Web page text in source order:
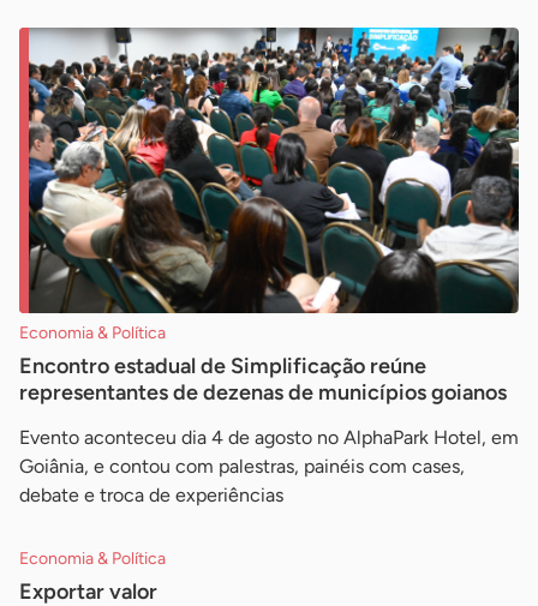
Economia & Política
Encontro estadual de Simplificação reúne
representantes de dezenas de municípios goianos
Evento aconteceu dia 4 de agosto no AlphaPark Hotel, em
Goiânia, e contou com palestras, painéis com cases,
debate e troca de experiências
Economia & Política
Exportar valor